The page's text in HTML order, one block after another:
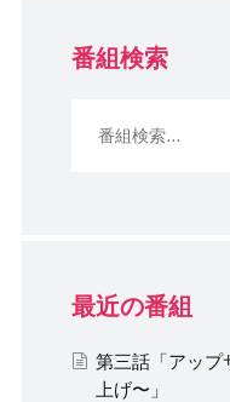
番組検索
最近の番組
第三話「アッ
上げ〜」